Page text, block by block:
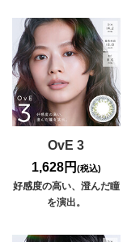
OvE 3
1,628円 (税込)
好感度の高い、澄んだ瞳
を演出。